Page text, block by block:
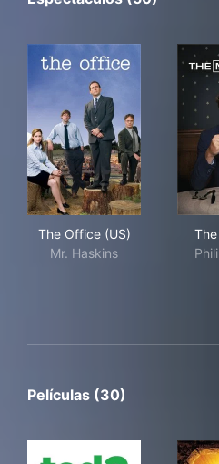
The Office (US)
Mr. Haskins
Películas (30)